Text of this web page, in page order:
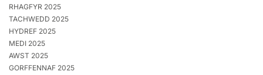
RHAGFYR 2025
TACHWEDD 2025
HYDREF 2025
MEDI 2025
AWST 2025
GORFFENNAF 2025